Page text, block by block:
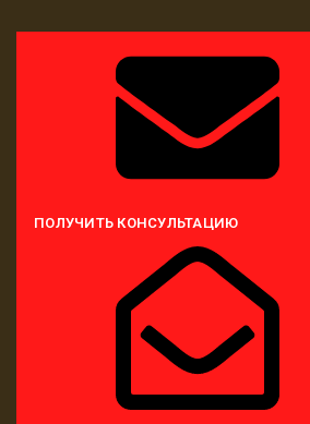
ПОЛУЧИТЬ КОНСУЛЬТАЦИЮ